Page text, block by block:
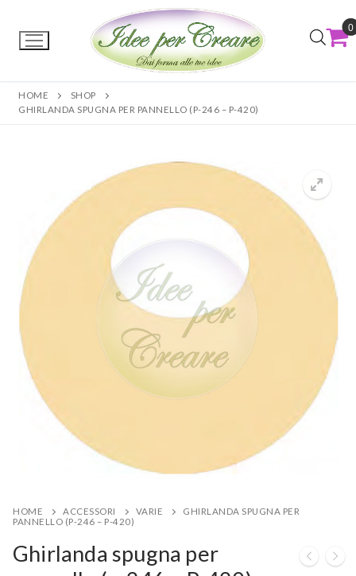
0
HOME
SHOP
GHIRLANDA SPUGNA PER PANNELLO (P-246 – P-420)
HOME ACCESSORI VARIE
GHIRLANDA SPUGNA PER
PANNELLO (P-246 – P-420)
Ghirlanda spugna per